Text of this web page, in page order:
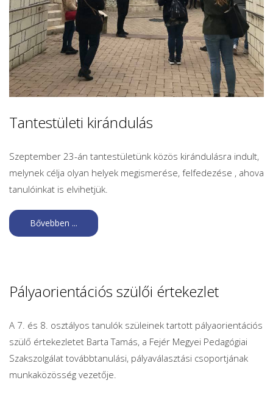
Tantestületi kirándulás
Szeptember 23-án tantestületünk közös kirándulásra indult,
melynek célja olyan helyek megismerése, felfedezése , ahova
tanulóinkat is elvihetjük.
Bővebben ...
Pályaorientációs szülői értekezlet
A 7. és 8. osztályos tanulók szüleinek tartott pályaorientációs
szülő értekezletet Barta Tamás, a Fejér Megyei Pedagógiai
Szakszolgálat továbbtanulási, pályaválasztási csoportjának
munkaközösség vezetője.